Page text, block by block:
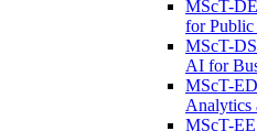
MScT-
for
MScT-
AI for
MScT-
Analytics
MScT-